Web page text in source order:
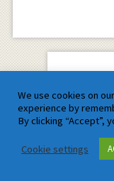
We use cookies on
experience by
By clicking “Accept”,
Cookie settings